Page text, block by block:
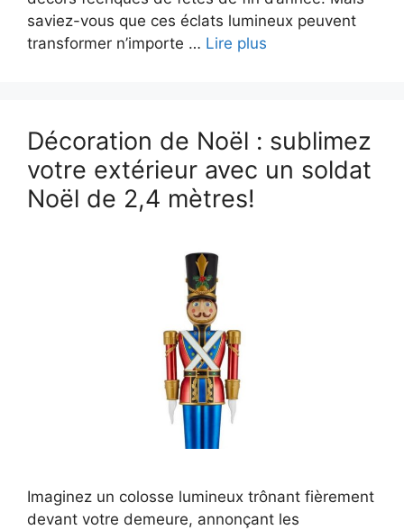
saviez-vous que ces éclats lumineux peuvent
transformer n’importe … Lire plus
Décoration de Noël : sublimez
votre extérieur avec un soldat
Noël de 2,4 mètres!
Imaginez un colosse lumineux trônant fièrement
devant votre demeure, annonçant les